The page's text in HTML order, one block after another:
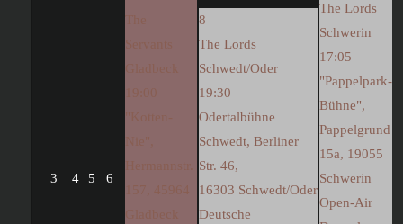
3 4 5 6
Servants
"Kotten-
Nie",
8
The Lords
Schwedt/Oder
19:30
Odertalbühne
Schwedt, Berliner
Str. 46,
16303 Schwedt/Oder
Deutsche
The Lords
Schwerin
17:05
"Pappelpark-
Bühne",
Pappelgrund
15a, 19055
Schwerin
Open-Air